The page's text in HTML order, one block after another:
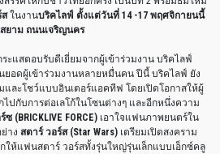
สในงานบริคไลฟ์ ตั้งแต่วันที่ 14 -17 พฤศจิกายนนี้
ยาม ถนนเจริญนคร
แสตอบรับดีเยี่ยมจากผู้เข้าร่วมงาน บริคไลฟ์
ยอดผู้เข้าร่วมงานหลายหมื่นคน ปีนี้ บริคไลฟ์ ยัง
และโชว์แบบอินเตอร์แอคทีฟ โดยเปิดโอกาสให้ผู้
ปกับการต่อเลโก้ในโซนต่างๆ และอีกหนึ่งความ
(BRICKLIVE FORCE) เอาใจแฟนภาพยนตร์ใน
าง สตาร์ วอร์ส (Star Wars) เตรียมเปิดสงคราม
ให้แฟนสตาร์ วอร์สทั้งรุ่นใหญ่รุ่นเล็กแบบเอ็กซ์คลู